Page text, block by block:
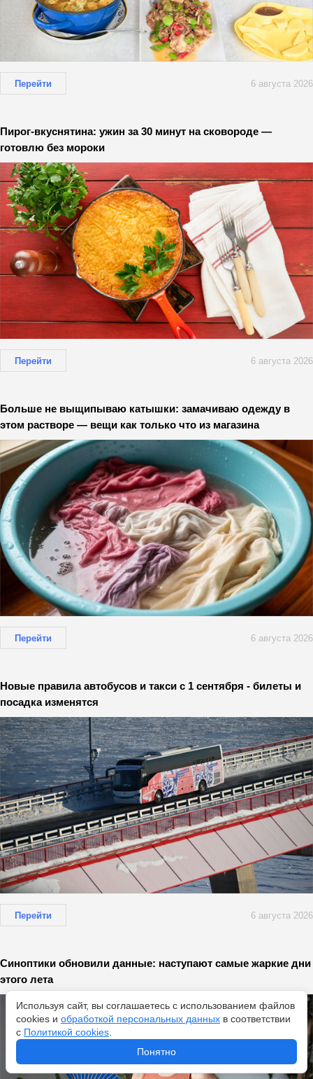
Перейти 6 августа 2026
Пирог-вкуснятина: ужин за 30 минут на сковороде —
готовлю без мороки
Перейти 6 августа 2026
Больше не выщипываю катышки: замачиваю одежду в
этом растворе — вещи как только что из магазина
Перейти 6 августа 2026
Новые правила автобусов и такси с 1 сентября - билеты и
посадка изменятся
Перейти 6 августа 2026
Синоптики обновили данные: наступают самые жаркие дни
этого лета
Используя сайт, вы соглашаетесь с использованием файлов
cookies и обработкой персональных данных в соответствии
с Политикой cookies
Понятно